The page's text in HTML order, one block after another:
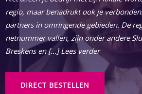
regio, maar benadrukt ook je
partners in omringende gebieden. De
netnummer vallen, zijn onder andere
Breskens en […] Lees verder
DIRECT BESTELLEN